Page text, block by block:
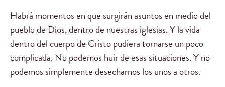
Habrá momentos en que surgirán asuntos en medio del
pueblo de Dios, dentro de nuestras iglesias. Y la vida
dentro del cuerpo de Cristo pudiera tornarse un poco
complicada. No podemos huir de esas situaciones. Y no
podemos simplemente desecharnos los unos a otros.